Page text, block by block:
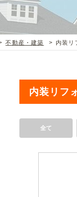
韓国グルメ 鍋
不動産・建築 内装リ
内装リフ
全て